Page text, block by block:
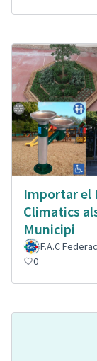
Importar el
Climatics
Municipi
F.A.C
0